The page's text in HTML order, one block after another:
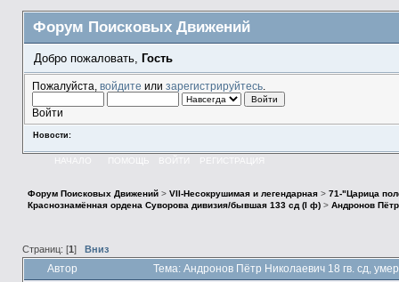
Форум Поисковых Движений
Добро пожаловать, Гость
Пожалуйста, войдите или зарегистрируйтесь.
Войти
Новости:
НАЧАЛО ПОМОЩЬ ВОЙТИ РЕГИСТРАЦИЯ
Форум Поисковых Движений> VII-Несокрушимая и легендарная> 71-"Царица
Краснознамённая ордена Суворова дивизия/бывшая 133 сд (I ф)> Андронов
Страниц: [1 ] Вниз
Автор Тема: Андронов Пётр Николаевич 18 гв. сд,